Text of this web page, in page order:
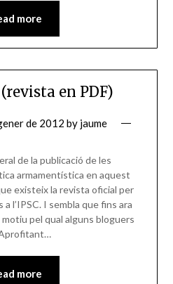
more
en PDF)
de 2012 by jaume
de la publicació de les
armamentística en aquest
existeix la revista oficial per
l’IPSC. I sembla que fins ara
pel qual alguns bloguers
Aprofitant…
more